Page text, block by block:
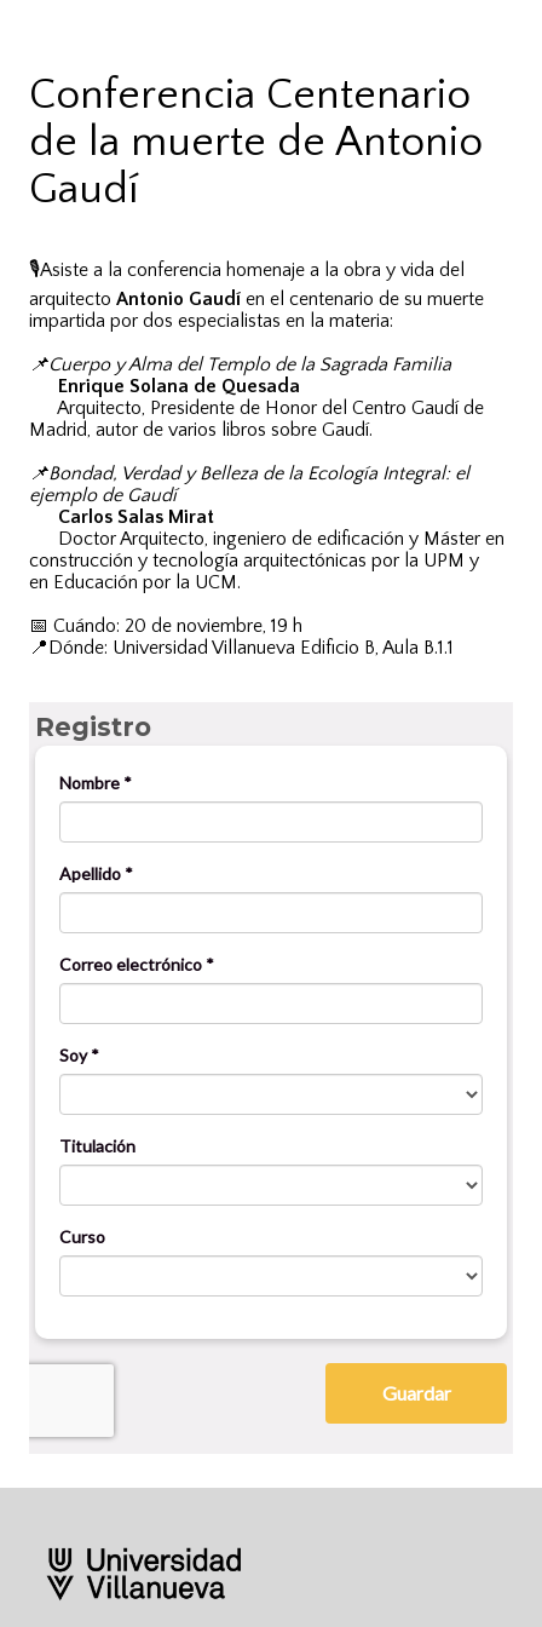
Conferencia Centenario
de la muerte de Antonio
Gaudí
🎙️Asiste a la conferencia homenaje a la obra y vida del
arquitecto Antonio Gaudí en el centenario de su muerte
impartida por dos especialistas en la materia:
📌Cuerpo y Alma del Templo de la Sagrada Familia
Enrique Solana de Quesada
Arquitecto, Presidente de Honor del Centro Gaudí de
Madrid, autor de varios libros sobre Gaudí.
📌Bondad, Verdad y Belleza de la Ecología Integral: el
ejemplo de Gaudí
Carlos Salas Mirat
Doctor Arquitecto, ingeniero de edificación y Máster en
construcción y tecnología arquitectónicas por la UPM y
en Educación por la UCM.
📅 Cuándo: 20 de noviembre, 19 h
📍Dónde: Universidad Villanueva Edificio B, Aula B.1.1